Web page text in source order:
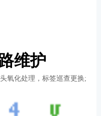
维护
氧化处理，标签巡查更换;